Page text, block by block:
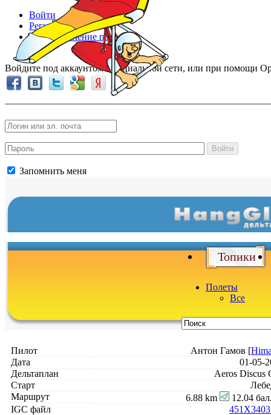
Войти
Регистрация
Восстановление пароля
Войдите под аккаунтом в социальной сети, или при помощи
Войти
Запомнить меня
Войти
Топики
Полеты
Все
Пилот Антон Гамов [
Дата
01-05-
Дельтаплан
Aeros Discus
Старт
Маршрут
6.88 km
12.04
IGC файл